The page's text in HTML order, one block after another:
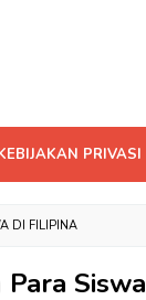
PRIVASI
DI FILIPINA
Siswa